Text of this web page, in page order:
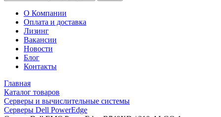
О Компании
Оплата и доставка
Лизинг
Вакансии
Новости
Блог
Контакты
Главная
Каталог товаров
Серверы и вычислительные системы
Серверы Dell PowerEdge